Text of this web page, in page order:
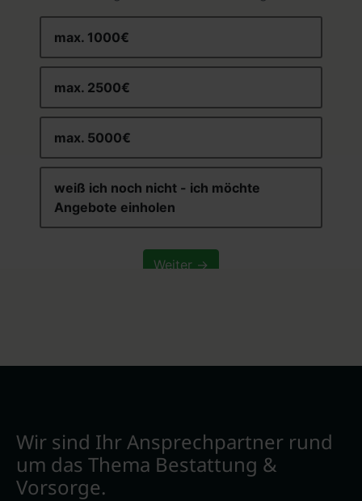
Wir sind Ihr Ansprechpartner rund
um das Thema Bestattung &
Vorsorge.